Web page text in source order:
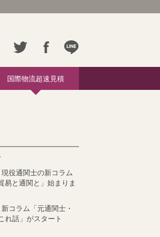
国際物流超速見積
役通関士の新コラム
易と通関と」始まりま
コラム「元通関士・
れ話」がスタート